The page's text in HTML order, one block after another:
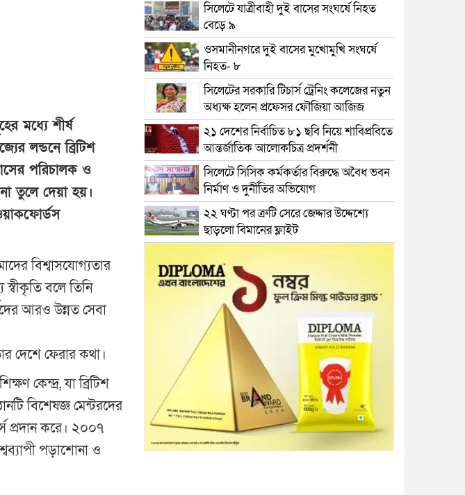
মধ্যে শীর্ষ
লন্ডনে ব্রিটিশ
পরিচালক ও
তুলে দেয়া হয়।
বিশ্বাসযোগ্যতার
বলে তিনি
আরও উন্নত সেবা
দেশে ফেরার কথা।
কেন্দ্র, যা ব্রিটিশ
বিশেষজ্ঞ মেন্টরদের
প্রদান করে। ২০০৭
পড়াশোনা ও
সিলেটে যাত্রীবাহী দুই বাসের সংঘর্ষে নিহত
বেড়ে ৯
ওসমানীনগরে দুই বাসের মুখোমুখি সংঘর্ষে
নিহত- ৮
সিলেটের সরকারি টিচার্স ট্রেনিং কলেজের নতুন
অধ্যক্ষ হলেন প্রফেসর ফৌজিয়া আজিজ
২১ দেশের নির্বাচিত ৮১ ছবি নিয়ে শাবিপ্রবিতে
আন্তর্জাতিক আলোকচিত্র প্রদর্শনী
সিলেটে সিসিক কর্মকর্তার বিরুদ্ধে অবৈধ ভবন
নির্মাণ ও দুর্নীতির অভিযোগ
২২ ঘণ্টা পর ত্রুটি সেরে জেদ্দার উদ্দেশ্যে
ছাড়লো বিমানের ফ্লাইট